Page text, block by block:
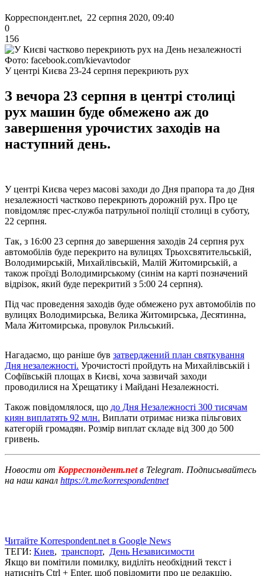
Корреспондент.net, 22 серпня 2020, 09:40
0
156
Фото: facebook.com/kievavtodor
У центрі Києва 23-24 серпня перекриють рух
З вечора 23 серпня в центрі столиці
рух машин буде обмежено аж до
завершення урочистих заходів на
наступний день.
У центрі Києва через масові заходи до Дня прапора та до Дня
незалежності частково перекриють дорожній рух. Про це
повідомляє прес-служба патрульної поліції столиці в суботу,
22 серпня.
Так, з 16:00 23 серпня до завершення заходів 24 серпня рух
автомобілів буде перекрито на вулицях Трьохсвятительській,
Володимирській, Михайлівській, Малій Житомирській, а
також проїзді Володимирському (синім на карті позначений
відрізок, який буде перекритий з 5:00 24 серпня).
Під час проведення заходів буде обмежено рух автомобілів по
вулицях Володимирська, Велика Житомирська, Десятинна,
Мала Житомирська, провулок Рильський.
Нагадаємо, що раніше був затверджений план святкування
Дня незалежності. Урочистості пройдуть на Михайлівській і
Софіївській площах в Києві, хоча зазвичай заходи
проводилися на Хрещатику і Майдані Незалежності.
Також повідомлялося, що до Дня Незалежності 300 тисячам
киян виплатять 92 млн. Виплати отримає низка пільгових
категорій громадян. Розмір виплат складе від 300 до 500
гривень.
Новости от Корреспондент.netв Telegram. Подписывайтесь
на наш канал https://t.me/korrespondentnet
Читайте Korrespondent.net в Google News
ТЕГИ: Киев, транспорт, День Независимости
Якщо ви помітили помилку, виділіть необхідний текст і
натисніть Ctrl + Enter, щоб повідомити про це редакцію.